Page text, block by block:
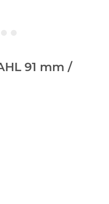
91 mm /